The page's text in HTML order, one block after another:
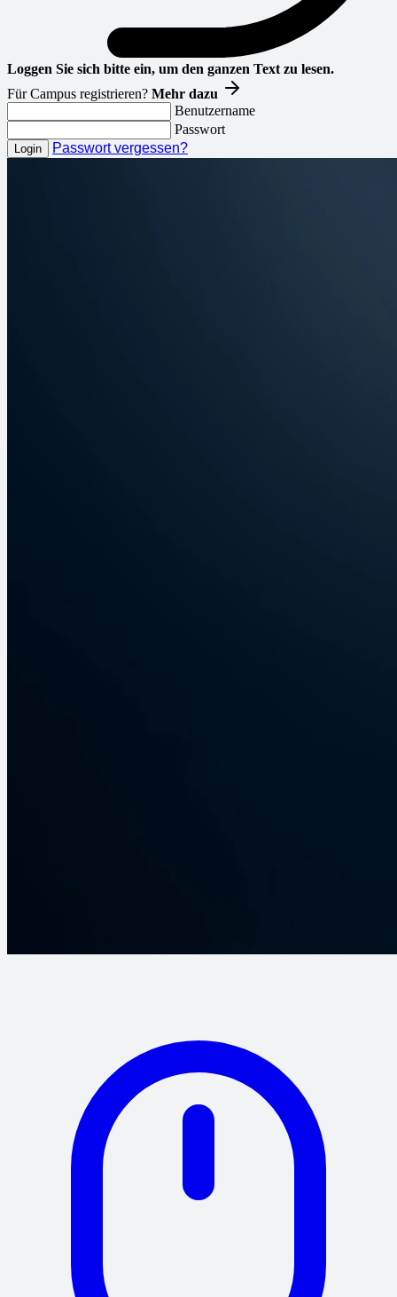
Loggen Sie sich bitte ein, um den ganzen Text zu lesen.
Für Campus registrieren? Mehr dazu
Benutzername
Passwort
Passwort vergessen?